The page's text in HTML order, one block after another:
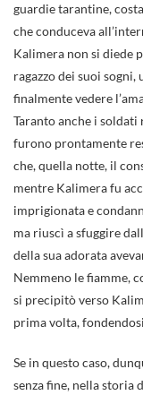
guardie tarantine,
che conduceva
Kalimera non si diede
ragazzo dei suoi
finalmente vedere
Taranto anche i soldati
furono prontamente
che, quella notte, il
mentre Kalimera fu
imprigionata e
ma riuscì a sfuggire
della sua adorata
Nemmeno le fiamme,
si precipitò verso
prima volta,
Se in questo caso,
senza fine, nella storia